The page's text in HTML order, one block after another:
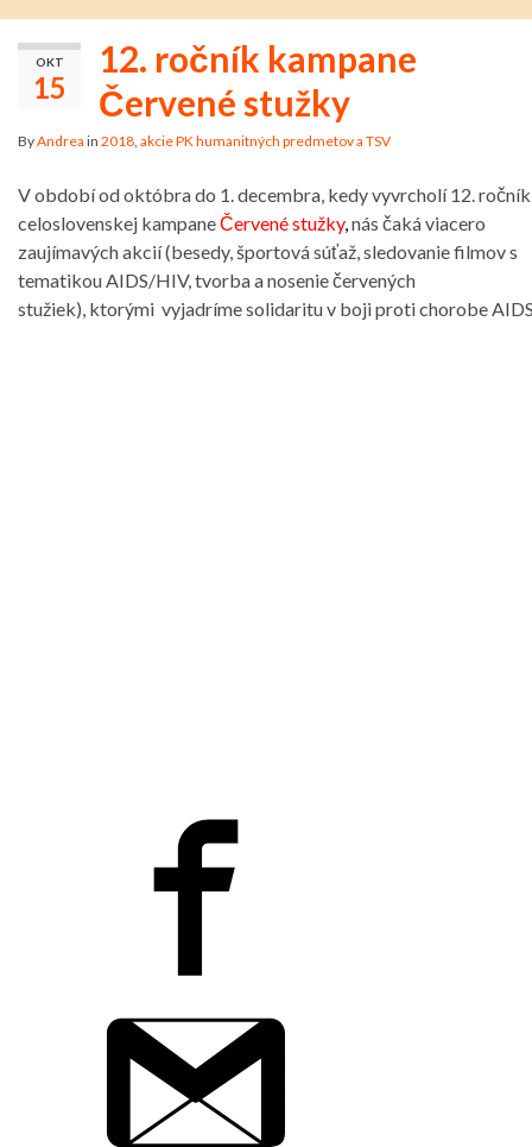
OKT
15
12. ročník kampane
Červené stužky
ByAndrea in 2018 akcie PK humanitných predmetov a TSV
V období od októbra do 1. decembra, kedy vyvrcholí 12. ročník
celoslovenskej kampaneČervené stužky, nás čaká viacero
zaujímavých akcií (besedy, športová súťaž, sledovanie filmov s
tematikou AIDS/HIV, tvorba a nosenie červených
stužiek), ktorými vyjadríme solidaritu v boji proti chorobe